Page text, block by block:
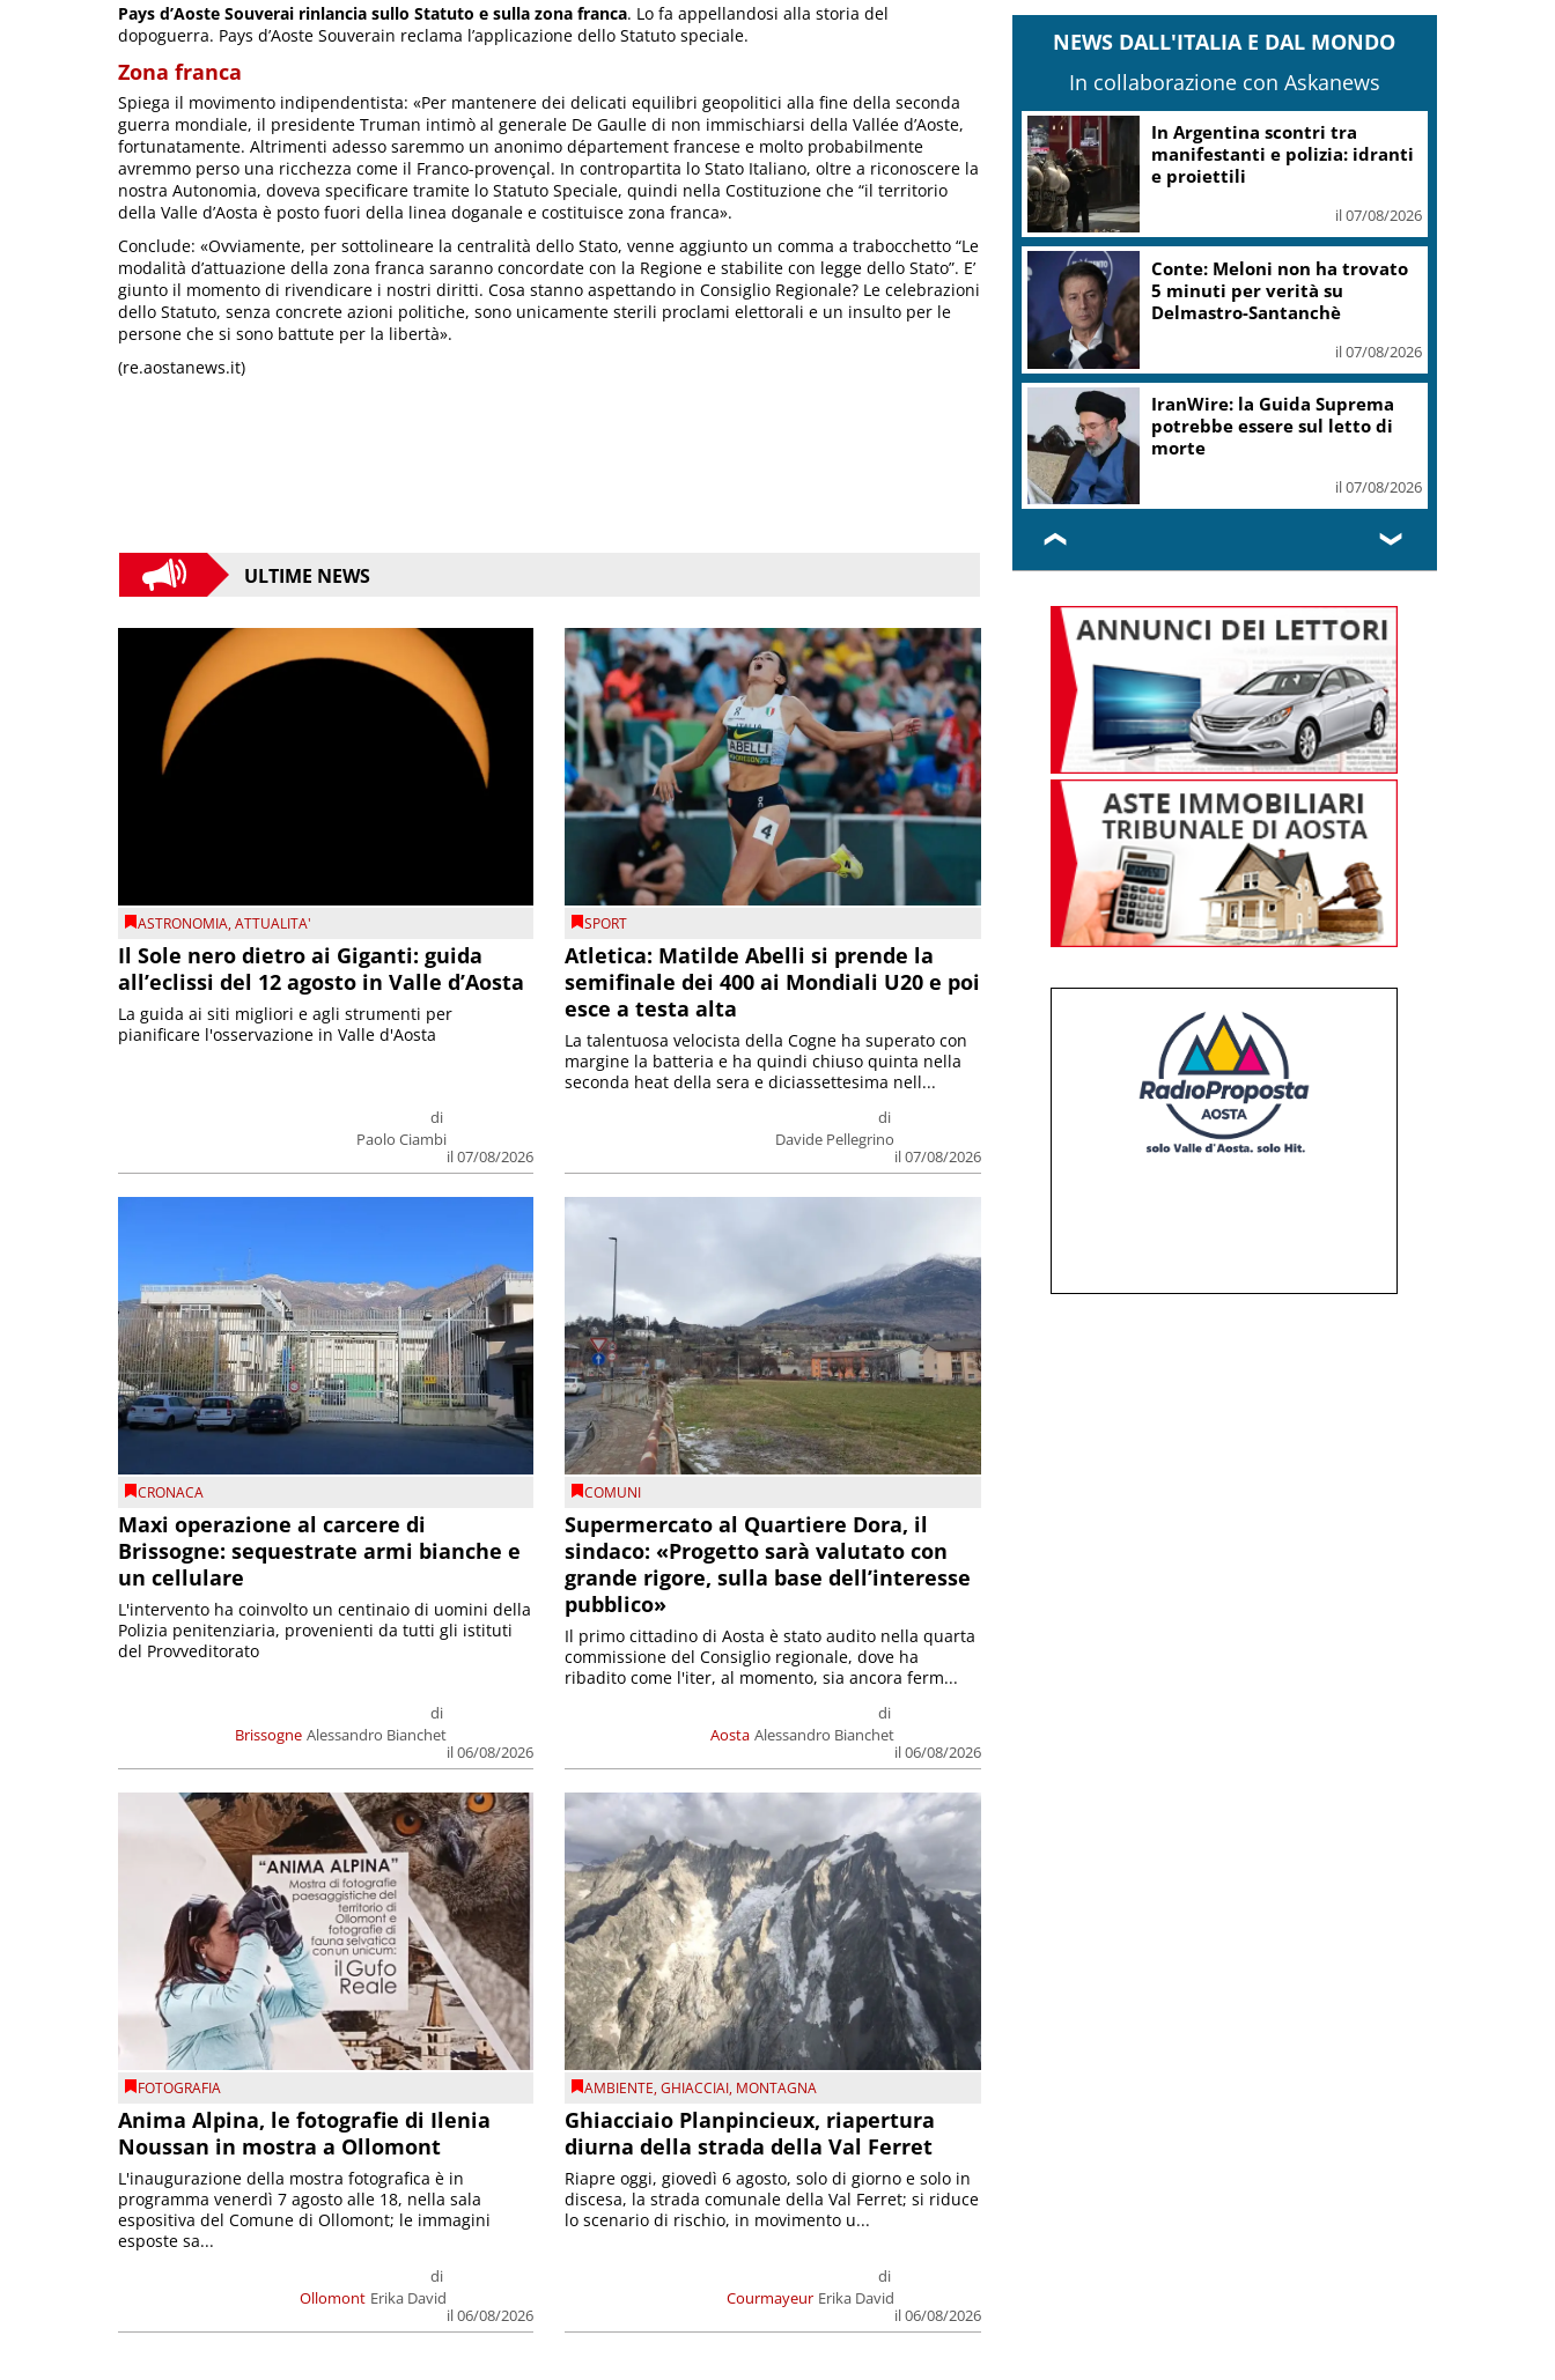
Pays d’Aoste Souverai rinlancia sullo Statuto e sulla zona franca. Lo fa appellandosi alla storia del
dopoguerra. Pays d’Aoste Souverain reclama l’applicazione dello Statuto speciale.
Zona franca
Spiega il movimento indipendentista: «Per mantenere dei delicati equilibri geopolitici alla fine della seconda
guerra mondiale, il presidente Truman intimò al generale De Gaulle di non immischiarsi della Vallée d’Aoste,
fortunatamente. Altrimenti adesso saremmo un anonimo département francese e molto probabilmente
avremmo perso una ricchezza come il Franco-provençal. In contropartita lo Stato Italiano, oltre a riconoscere la
nostra Autonomia, doveva specificare tramite lo Statuto Speciale, quindi nella Costituzione che “il territorio
della Valle d’Aosta è posto fuori della linea doganale e costituisce zona franca».
Conclude: «Ovviamente, per sottolineare la centralità dello Stato, venne aggiunto un comma a trabocchetto “Le
modalità d’attuazione della zona franca saranno concordate con la Regione e stabilite con legge dello Stato”. E’
giunto il momento di rivendicare i nostri diritti. Cosa stanno aspettando in Consiglio Regionale? Le celebrazioni
dello Statuto, senza concrete azioni politiche, sono unicamente sterili proclami elettorali e un insulto per le
persone che si sono battute per la libertà».
(re.aostanews.it)
ULTIME NEWS
ASTRONOMIA,ATTUALITA'
Il Sole nero dietro ai Giganti: guida
all’eclissi del 12 agosto in Valle d’Aosta
di
Paolo Ciambi
il 07/08/2026
La guida ai siti migliori e agli strumenti per
pianificare l'osservazione in Valle d'Aosta
SPORT
Atletica: Matilde Abelli si prende la
semifinale dei 400 ai Mondiali U20 e poi
esce a testa alta
di
Davide Pellegrino
il 07/08/2026
La talentuosa velocista della Cogne ha superato con
margine la batteria e ha quindi chiuso quinta nella
seconda heat della sera e diciassettesima nell...
CRONACA
Maxi operazione al carcere di
Brissogne: sequestrate armi bianche e
un cellulare
Brissogne
di
Alessandro Bianchet
il 06/08/2026
L'intervento ha coinvolto un centinaio di uomini della
Polizia penitenziaria, provenienti da tutti gli istituti
del Provveditorato
COMUNI
Supermercato al Quartiere Dora, il
sindaco: «Progetto sarà valutato con
grande rigore, sulla base dell’interesse
pubblico»
Aosta
di
Alessandro Bianchet
il 06/08/2026
Il primo cittadino di Aosta è stato audito nella quarta
commissione del Consiglio regionale, dove ha
ribadito come l'iter, al momento, sia ancora ferm...
FOTOGRAFIA
Anima Alpina, le fotografie di Ilenia
Noussan in mostra a Ollomont
Ollomont
di
Erika David
il 06/08/2026
L'inaugurazione della mostra fotografica è in
programma venerdì 7 agosto alle 18, nella sala
espositiva del Comune di Ollomont; le immagini
esposte sa...
AMBIENTE,GHIACCIAI, MONTAGNA
Ghiacciaio Planpincieux, riapertura
diurna della strada della Val Ferret
Courmayeur
di
Erika David
il 06/08/2026
Riapre oggi, giovedì 6 agosto, solo di giorno e solo in
discesa, la strada comunale della Val Ferret; si riduce
lo scenario di rischio, in movimento u...
NEWS DALL'ITALIA E DAL MONDO
In collaborazione con Askanews
In Argentina scontri tra
manifestanti e polizia: idranti
e proiettili
il 07/08/2026
Conte: Meloni non ha trovato
5 minuti per verità su
Delmastro-Santanchè
il 07/08/2026
IranWire: la Guida Suprema
potrebbe essere sul letto di
morte
il 07/08/2026
❮ ❯